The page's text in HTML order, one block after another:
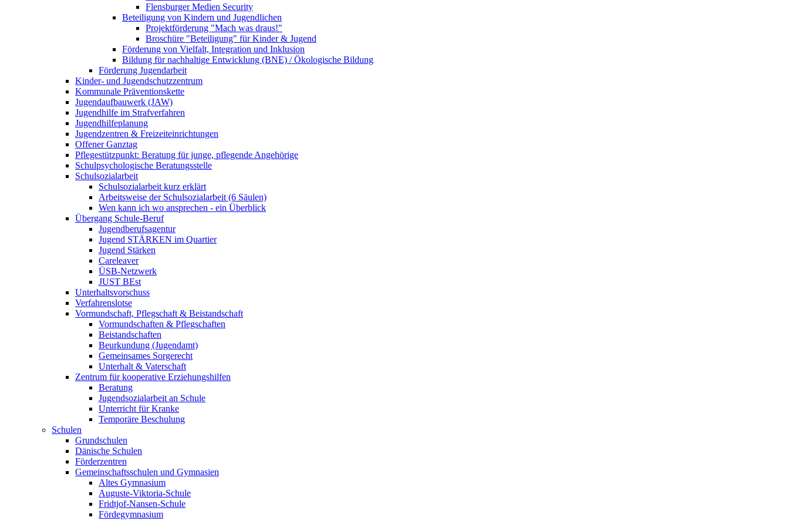
Flensburger Medien Security
Beteiligung von Kindern und Jugendlichen
Projektförderung "Mach was draus!"
Broschüre "Beteiligung" für Kinder & Jugend
Förderung von Vielfalt, Integration und Inklusion
Bildung für nachhaltige Entwicklung (BNE) / Ökologische Bildung
Förderung Jugendarbeit
Kinder- und Jugendschutzzentrum
Kommunale Präventionskette
Jugendaufbauwerk (JAW)
Jugendhilfe im Strafverfahren
Jugendhilfeplanung
Jugendzentren & Freizeiteinrichtungen
Offener Ganztag
Pflegestützpunkt: Beratung für junge, pflegende Angehörige
Schulpsychologische Beratungsstelle
Schulsozialarbeit
Schulsozialarbeit kurz erklärt
Arbeitsweise der Schulsozialarbeit (6 Säulen)
Wen kann ich wo ansprechen - ein Überblick
Übergang Schule-Beruf
Jugendberufsagentur
Jugend STÄRKEN im Quartier
Jugend Stärken
Careleaver
ÜSB-Netzwerk
JUST BEst
Unterhaltsvorschuss
Verfahrenslotse
Vormundschaft, Pflegschaft & Beistandschaft
Vormundschaften & Pflegschaften
Beistandschaften
Beurkundung (Jugendamt)
Gemeinsames Sorgerecht
Unterhalt & Vaterschaft
Zentrum für kooperative Erziehungshilfen
Beratung
Jugendsozialarbeit an Schule
Unterricht für Kranke
Temporäre Beschulung
Schulen
Grundschulen
Dänische Schulen
Förderzentren
Gemeinschaftsschulen und Gymnasien
Altes Gymnasium
Auguste-Viktoria-Schule
Fridtjof-Nansen-Schule
Fördegymnasium